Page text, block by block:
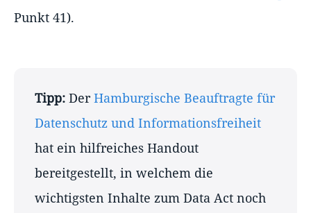
Punkt 41).
Tipp: DerHamburgische Beauftragte für
Datenschutz und Informationsfreiheit
hat ein hilfreiches Handout
bereitgestellt, in welchem die
wichtigsten Inhalte zum Data Act noch